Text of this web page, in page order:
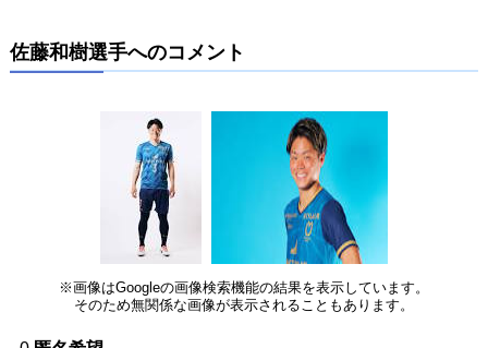
佐藤和樹選手へのコメント
※画像はGoogleの画像検索機能の結果を表示しています。
そのため無関係な画像が表示されることもあります。